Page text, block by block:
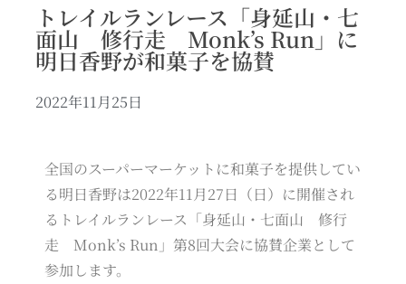
トレイルランレース「身延山・七
面山 修行走 Monk’s Run」に
明日香野が和菓子を協賛
2022年11月25日
全国のスーパーマーケットに和菓子を提供してい
る明日香野は2022年11月27日（日）に開催され
るトレイルランレース「身延山・七面山 修行
走 Monk’s Run」第8回大会に協賛企業として
参加します。